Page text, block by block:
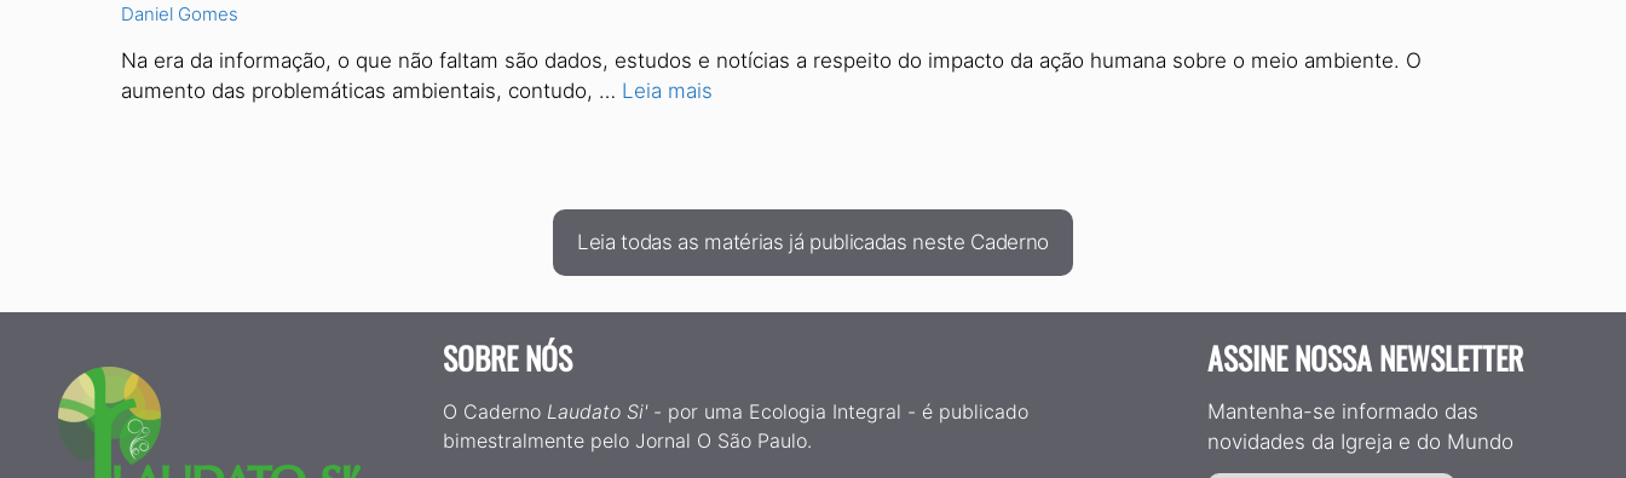
Daniel Gomes
Na era da informação, o que não faltam são dados, estudos e notícias a respeito do impacto da ação humana sobre o meio ambiente. O
aumento das problemáticas ambientais, contudo, … Leia mais
Leia todas as matérias já publicadas neste Caderno
SOBRE NÓS
O Caderno Laudato Si'- por uma Ecologia Integral - é publicado
bimestralmente pelo Jornal O São Paulo.
ASSINE NOSSA NEWSLETTER
Mantenha-se informado das
novidades da Igreja e do Mundo